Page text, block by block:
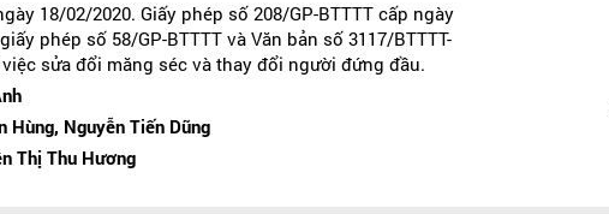
18/02/2020. Giấy phép số 208/GP-BTTTT cấp ngày
phép số 58/GP-BTTTT và Văn bản số 3117/BTTTT-
sửa đổi măng séc và thay đổi người đứng đầu.
Hùng, Nguyễn Tiến Dũng
Thị Thu Hương